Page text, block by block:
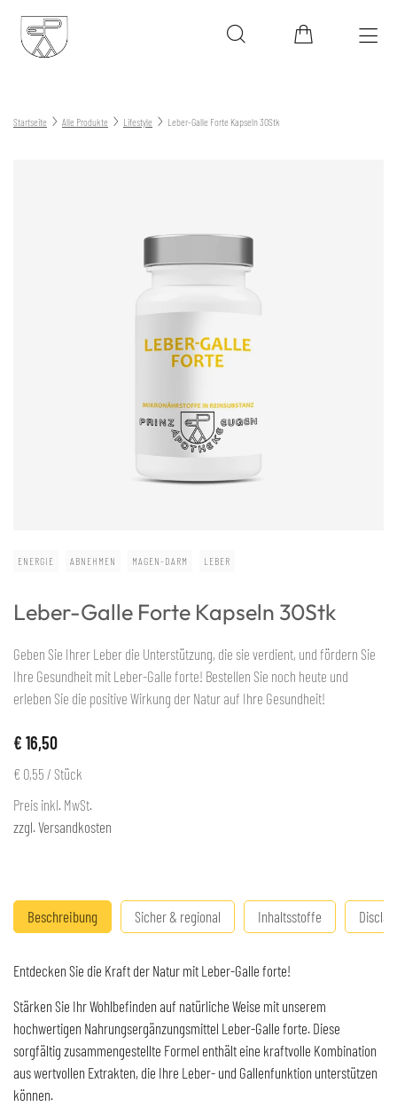
Startseite Alle Produkte Lifestyle Leber-Galle Forte Kapseln 30Stk
ENERGIE ABNEHMEN MAGEN-DARM LEBER
Leber-Galle Forte Kapseln 30Stk
Geben Sie Ihrer Leber die Unterstützung, die sie verdient, und fördern Sie
Ihre Gesundheit mit Leber-Galle forte! Bestellen Sie noch heute und
erleben Sie die positive Wirkung der Natur auf Ihre Gesundheit!
€ 16,50
€ 0,55 / Stück
Preis inkl. MwSt.
zzgl. Versandkosten
Beschreibung Sicher & regional Inhaltsstoffe
Entdecken Sie die Kraft der Natur mit Leber-Galle forte!
Stärken Sie Ihr Wohlbefinden auf natürliche Weise mit unserem
hochwertigen Nahrungsergänzungsmittel Leber-Galle forte. Diese
sorgfältig zusammengestellte Formel enthält eine kraftvolle Kombination
aus wertvollen Extrakten, die Ihre Leber- und Gallenfunktion unterstützen
können.